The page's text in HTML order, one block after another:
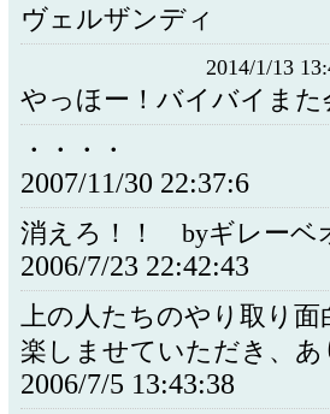
ヴェルザンディ
2014/1/13
やっほー！バイバイまた
・・・・
2007/11/30 22:37:6
消えろ！！ byギレーベ
2006/7/23 22:42:43
上の人たちのやり取り面
楽しませていただき、
2006/7/5 13:43:38